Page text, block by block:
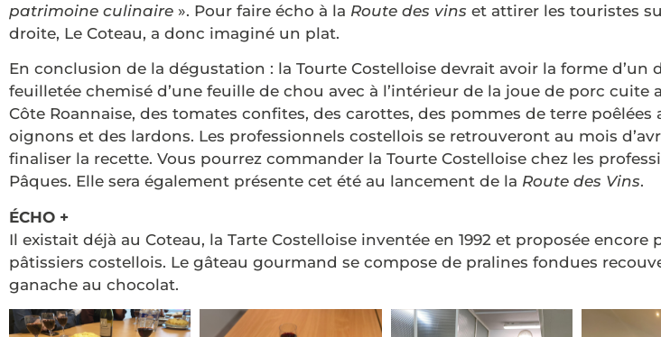
patrimoine culinaire ». Pour faire écho à la Route des vins et attirer les touristes
droite, Le Coteau, a donc imaginé un plat.
En conclusion de la dégustation : la Tourte Costelloise devrait avoir la forme d’un
feuilletée chemisé d’une feuille de chou avec à l’intérieur de la joue de porc cuite
Côte Roannaise, des tomates confites, des carottes, des pommes de terre poêlées
oignons et des lardons. Les professionnels costellois se retrouveront au mois
finaliser la recette. Vous pourrez commander la Tourte Costelloise chez les
Pâques. Elle sera également présente cet été au lancement de la Route des Vins.
ÉCHO +
Il existait déjà au Coteau, la Tarte Costelloise inventée en 1992 et proposée encore
pâtissiers costellois. Le gâteau gourmand se compose de pralines fondues
ganache au chocolat.